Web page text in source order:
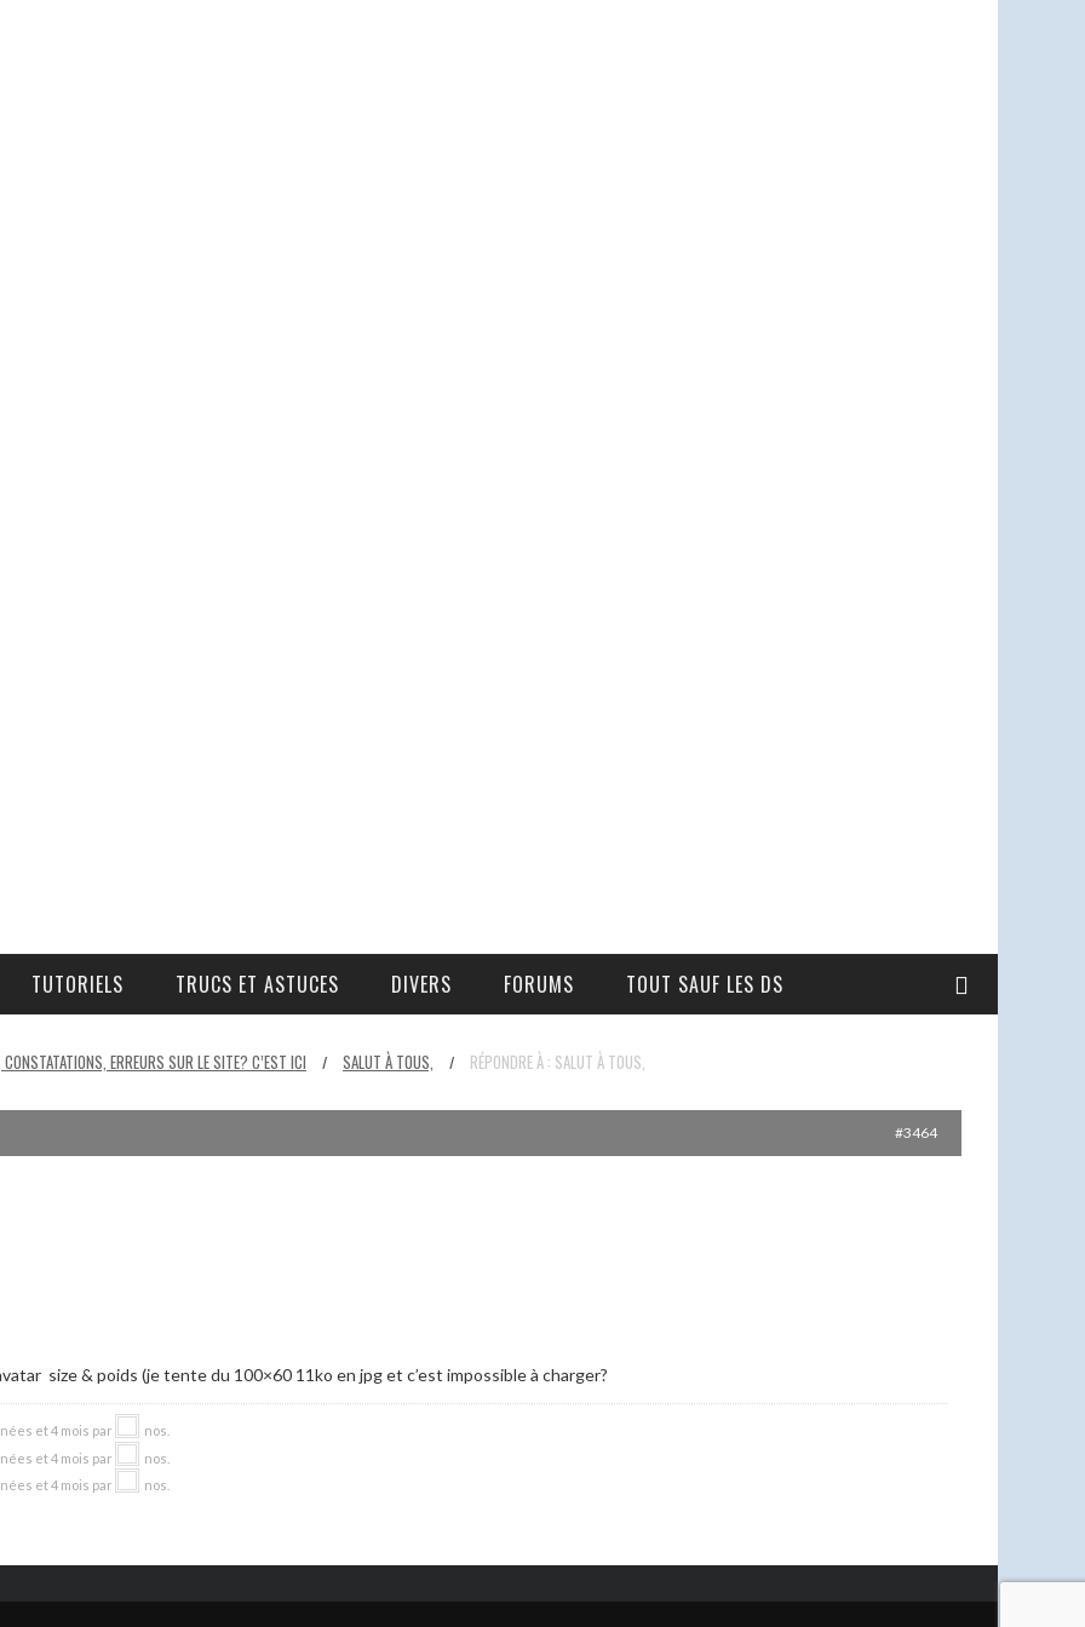
TUTORIELS TRUCS ET ASTUCES DIVERS FORUMS TOUT SAUF LES DS
ERREURS SUR LE SITE? C’EST ICI / SALUT À TOUS, / RÉPONDRE À : SALUT À TOUS,
#3464
size & poids (je tente du 100×60 11ko en jpg et c’est impossible à charger?
et 4 mois par nos
et 4 mois par
nos
et 4 mois par
nos